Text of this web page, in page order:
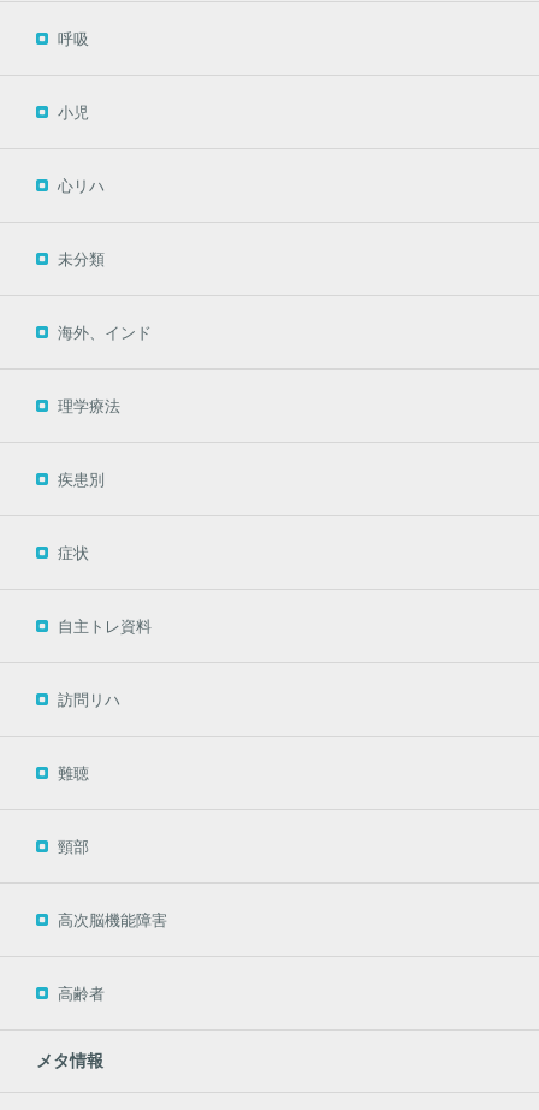
呼吸
小児
心リハ
未分類
海外、インド
理学療法
疾患別
症状
自主トレ資料
訪問リハ
難聴
頸部
高次脳機能障害
高齢者
メタ情報